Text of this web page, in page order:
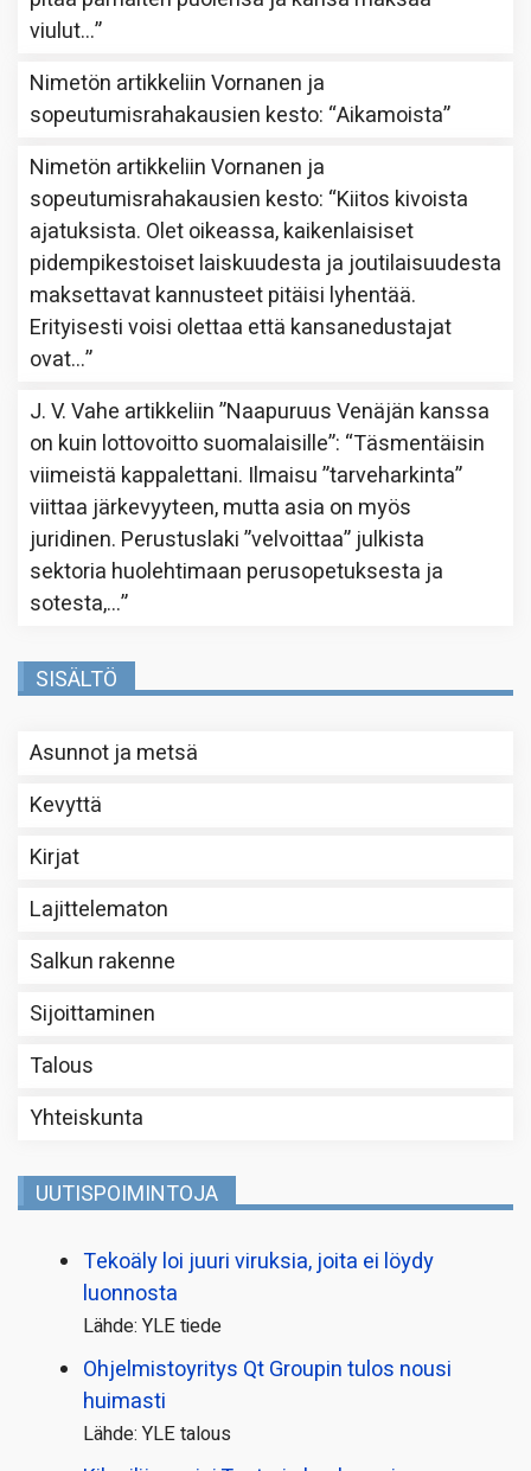
viulut…”
Nimetön artikkeliinVornanen ja
sopeutumisrahakausien kesto: “Aikamoista”
Nimetön artikkeliinVornanen ja
sopeutumisrahakausien kesto: “Kiitos kivoista
ajatuksista. Olet oikeassa, kaikenlaisiset
pidempikestoiset laiskuudesta ja joutilaisuudesta
maksettavat kannusteet pitäisi lyhentää.
Erityisesti voisi olettaa että kansanedustajat
ovat…”
J. V. Vahe artikkeliin”Naapuruus Venäjän kanssa
on kuin lottovoitto suomalaisille”: “Täsmentäisin
viimeistä kappalettani. Ilmaisu ”tarveharkinta”
viittaa järkevyyteen, mutta asia on myös
juridinen. Perustuslaki ”velvoittaa” julkista
sektoria huolehtimaan perusopetuksesta ja
sotesta,…”
SISÄLTÖ
Asunnot ja metsä
Kevyttä
Kirjat
Lajittelematon
Salkun rakenne
Sijoittaminen
Talous
Yhteiskunta
UUTISPOIMINTOJA
Tekoäly loi juuri viruksia, joita ei löydy
luonnosta
Lähde: YLE tiede
Ohjelmistoyritys Qt Groupin tulos nousi
huimasti
Lähde: YLE talous